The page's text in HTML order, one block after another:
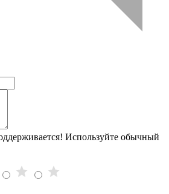
Используйте обычный